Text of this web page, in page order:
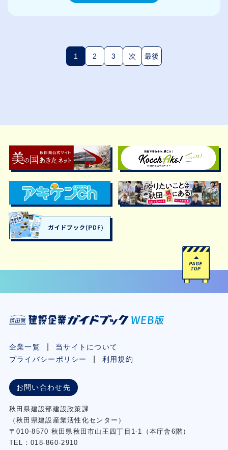
1(現在のページ)
2 3 次 最後
企業一覧
当サイトについて
プライバシーポリシー
利用規約
お問い合わせ先
秋⽥県建設部建設政策課
（秋⽥県建設産業活性化センター）
〒010-8570 秋田県秋田市⼭王四丁⽬1-1（本庁舎6階）
TEL：018-860-2910